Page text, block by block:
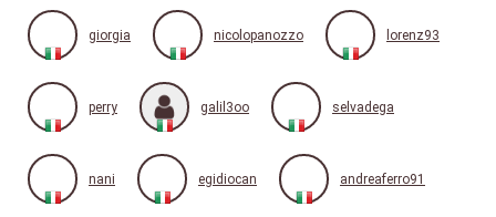
giorgia nicolopanozzo lorenz93
perry galil3oo selvadega
nani egidiocan andreaferro91